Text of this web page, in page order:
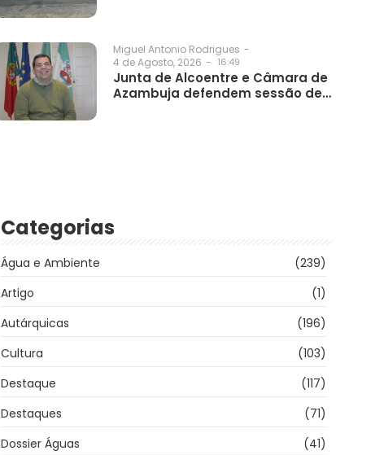
Miguel Antonio Rodrigues -
4 de Agosto, 2026 - 16:49
Junta de Alcoentre e Câmara de
Azambuja defendem sessão de…
Categorias
Água e Ambiente
(239)
Artigo
(1)
Autárquicas
(196)
Cultura
(103)
Destaque
(117)
Destaques
(71)
Dossier Águas
(41)